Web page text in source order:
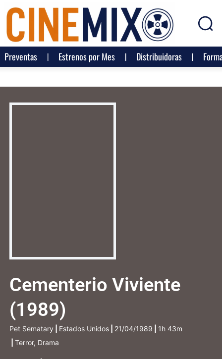
Preventas Estrenos por Mes Distribuidoras
Cementerio Viviente
(1989)
Pet Sematary Estados Unidos 21/04/1989
1h 43m
Terror, Drama